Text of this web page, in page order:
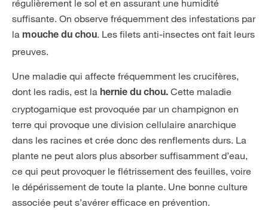
régulièrement le sol et en assurant une humidité
suffisante. On observe fréquemment des infestations par
la mouche du chou. Les filets anti-insectes ont fait leurs
preuves.
Une maladie qui affecte fréquemment les crucifères,
dont les radis, est la hernie du chou. Cette maladie
cryptogamique est provoquée par un champignon en
terre qui provoque une division cellulaire anarchique
dans les racines et crée donc des renflements durs. La
plante ne peut alors plus absorber suffisamment d’eau,
ce qui peut provoquer le flétrissement des feuilles, voire
le dépérissement de toute la plante. Une bonne culture
associée peut s’avérer efficace en prévention.